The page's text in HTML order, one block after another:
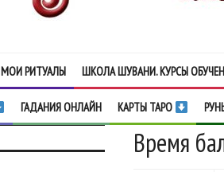
МОИ РИТУАЛЫ ШКОЛА ШУВАНИ. КУРСЫ
ГАДАНИЯ ОНЛАЙН КАРТЫ ТАРО
Время